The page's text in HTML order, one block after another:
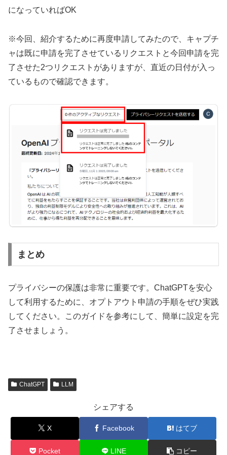
になっていればOK
※今回、紹介するために再度申請してみたので、キャプチ
ャは既に申請を完了させているリクエストと今回申請を完
了させた2つリクエストがありますが、直近の日付が入っ
ているもので確認できます。
まとめ
プライバシーの保護は非常に重要です。ChatGPTを安心
して利用するために、オプトアウト申請の手順をぜひ実践
してください。このガイドを参考にして、簡単に設定を完
了させましょう。
ChatGPT LLM
シェアする
X Facebook はてブ
Pocket LINE コピー